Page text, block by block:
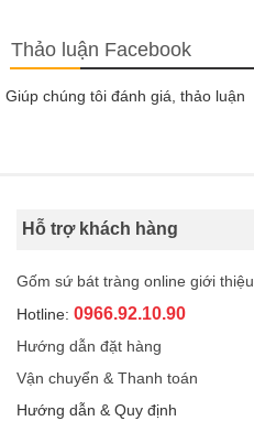
Thảo luận Facebook
Giúp chúng tôi đánh giá, thảo luận
Hỗ trợ khách hàng
Gốm sứ bát tràng online giới thiệu
Hotline: 0966.92.10.90
Hướng dẫn đặt hàng
Vận chuyển & Thanh toán
Hướng dẫn & Quy định